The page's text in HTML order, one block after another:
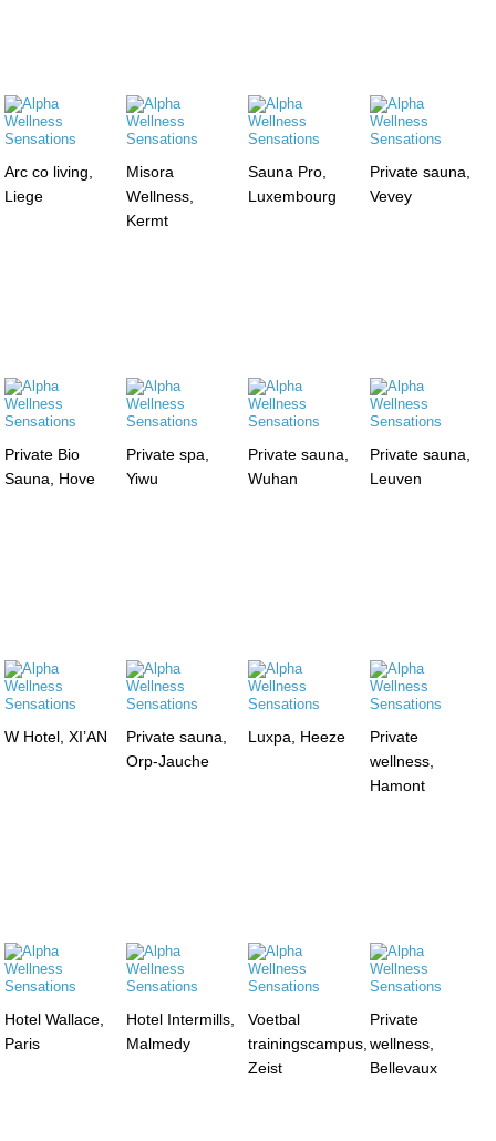
Arc co living,
Liege
Misora
Wellness,
Kermt
Sauna Pro,
Luxembourg
Private sauna,
Vevey
Private Bio
Sauna, Hove
Private spa,
Yiwu
Private sauna,
Wuhan
Private sauna,
Leuven
W Hotel, XI’AN
Private sauna,
Orp-Jauche
Luxpa, Heeze
Private
wellness,
Hamont
Hotel Wallace,
Paris
Hotel Intermills,
Malmedy
Voetbal
trainingscampus,
Zeist
Private
wellness,
Bellevaux